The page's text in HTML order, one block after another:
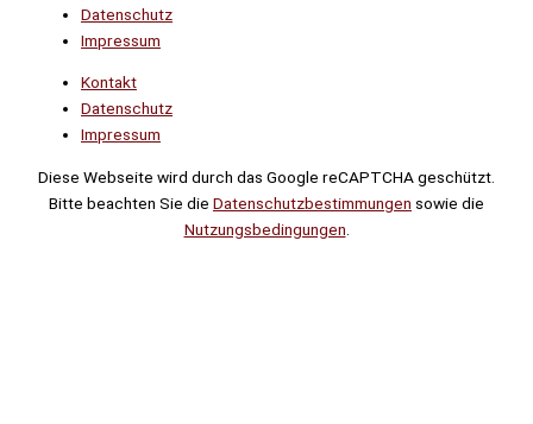
Datenschutz
Impressum
Kontakt
Datenschutz
Impressum
Diese Webseite wird durch das Google reCAPTCHA geschützt.
Bitte beachten Sie die Datenschutzbestimmungen sowie die
Nutzungsbedingungen